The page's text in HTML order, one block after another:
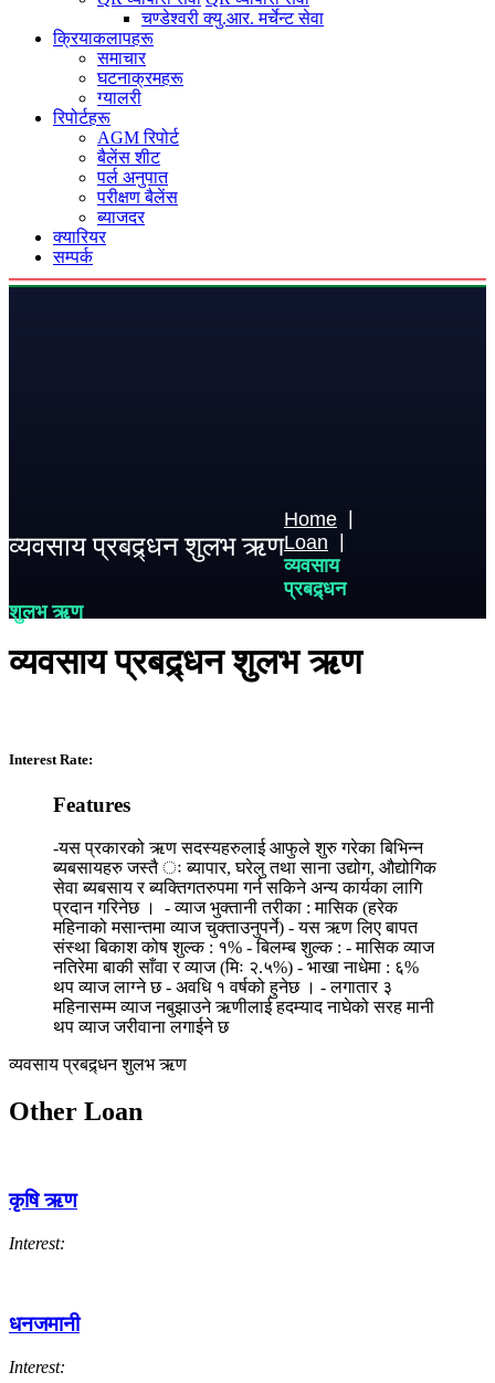
चण्डेश्वरी क्यु.आर. मर्चेन्ट सेवा
क्रियाकलापहरू
समाचार
घटनाक्रमहरू
ग्यालरी
रिपोर्टहरू
AGM रिपोर्ट
बैलेंस शीट
पर्ल अनुपात
परीक्षण बैलेंस
ब्याजदर
क्यारियर
सम्पर्क
व्यवसाय प्रबद्र्धन शुलभ ऋण
Home
Loan
व्यवसाय
प्रबद्र्धन
शुलभ ऋण
व्यवसाय प्रबद्र्धन शुलभ ऋण
Interest Rate:
Features
-यस प्रकारको ऋण सदस्यहरुलाई आफुले शुरु गरेका बिभिन्न
ब्यबसायहरु जस्तै ः ब्यापार, घरेलु तथा साना उद्योग, औद्योगिक
सेवा ब्यबसाय र ब्यक्तिगतरुपमा गर्न सकिने अन्य कार्यका लागि
प्रदान गरिनेछ । - व्याज भुक्तानी तरीका : मासिक (हरेक
महिनाको मसान्तमा व्याज चुक्ताउनुपर्ने) - यस ऋण लिए बापत
संस्था बिकाश कोष शुल्क : १% - बिलम्ब शुल्क : - मासिक व्याज
नतिरेमा बाकी साँवा र व्याज (मिः २.५%) - भाखा नाधेमा : ६%
थप व्याज लाग्ने छ - अवधि १ वर्षको हुनेछ । - लगातार ३
महिनासम्म व्याज नबुझाउने ऋणीलाई हदम्याद नाघेको सरह मानी
थप व्याज जरीवाना लगाईने छ
व्यवसाय प्रबद्र्धन शुलभ ऋण
Other Loan
कृषि ऋण
Interest:
धनजमानी
Interest: